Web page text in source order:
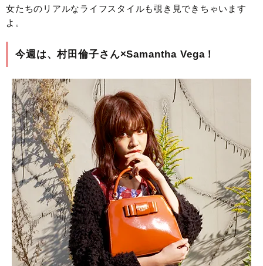
女たちのリアルなライフスタイルも覗き見できちゃいます
よ。
今週は、村田倫子さん×Samantha Vega！